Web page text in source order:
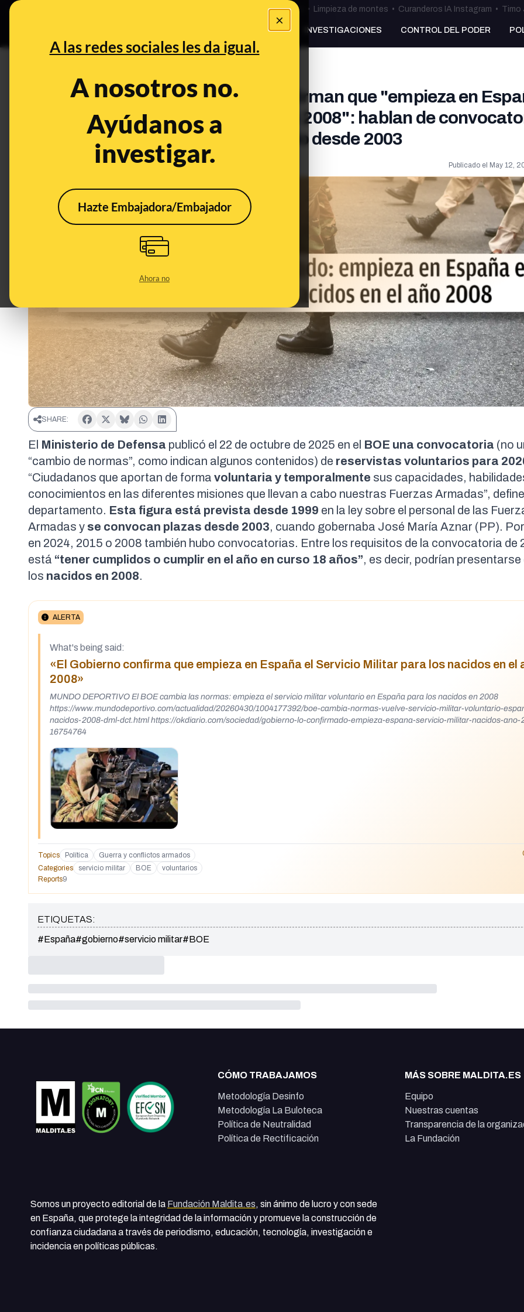
×
A las redes sociales les da igual.
A nosotros no.
Ayúdanos a
investigar.
Hazte Embajadora/Embajador
Ahora no
Bulos Ceuta • Limpieza de montes • Curanderos IA Instagram • Timo
PREBUNKING INVESTIGACIONES CONTROL DEL PODER
Cuidado con los contenidos que afirman que "empieza en
servicio militar para los nacidos en 2008": hablan de
voluntarias que se vienen ofertando desde 2003
Publicado el May 12,
ALERTA
SHARE:
El Ministerio de Defensa publicó el 22 de octubre de 2025 en el BOE una convocatoria (no
“cambio de normas”, como indican algunos contenidos) de reservistas voluntarios para
“Ciudadanos que aportan de forma voluntaria y temporalmente sus capacidades,
conocimientos en las diferentes misiones que llevan a cabo nuestras Fuerzas Armadas”,
departamento. Esta figura está prevista desde 1999 en la ley sobre el personal de las
Armadas y se convocan plazas desde 2003, cuando gobernaba José María Aznar (PP).
en 2024, 2015 o 2008 también hubo convocatorias. Entre los requisitos de la convocatoria de
está “tener cumplidos o cumplir en el año en curso 18 años”, es decir, podrían presentarse
los nacidos en 2008.
ALERTA
What's being said:
«El Gobierno confirma que empieza en España el Servicio Militar para los nacidos en el
2008»
MUNDO DEPORTIVO El BOE cambia las normas: empieza el servicio militar voluntario en España para los nacidos en 2008
https://www.mundodeportivo.com/actualidad/20260430/1004177392/boe-cambia-normas-vuelve-servicio-militar-voluntario-
nacidos-2008-dml-dct.html https://okdiario.com/sociedad/gobierno-lo-confirmado-empieza-espana-servicio-militar-nacidos-ano-
16754764
Topics Política Guerra y conflictos armados
Categories
servicio militar BOE
voluntarios
Reports9
ETIQUETAS:
#España#gobierno#servicio militar#BOE
CÓMO TRABAJAMOS
Metodología Desinfo
Metodología La Buloteca
Política de Neutralidad
Política de Rectificación
MÁS SOBRE MALDITA.ES
Equipo
Nuestras cuentas
Transparencia de la
La Fundación
Somos un proyecto editorial de la Fundación Maldita.es, sin ánimo de lucro y con sede
en España, que protege la integridad de la información y promueve la construcción de
confianza ciudadana a través de periodismo, educación, tecnología, investigación e
incidencia en políticas públicas.